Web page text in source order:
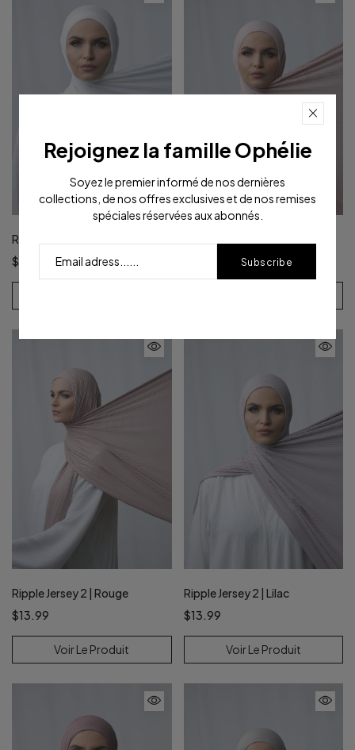
Ripple Jersey 2 | White
$13.99
Ripple Jersey 2 | Rouge
$13.99
Voir Le Produit
Ripple Jersey 2 | Lilac
$13.99
Voir Le Produit
Rejoignez la famille Ophélie
Soyez le premier informé de nos dernières
collections, de nos offres exclusives et de nos remises
spéciales réservées aux abonnés.
Subscribe